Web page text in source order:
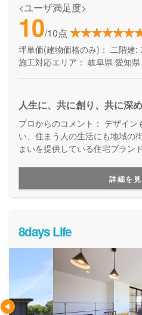
<ユーザ満足度>
10/10点
坪単価(建物価格のみ)： 二階建:
施工対応エリア： 岐阜県 愛知県
人生に、共に創り、共に深
プロからのコメント：
い、住まう人の生活にも地域の
まいを提供している住宅ブラン
け継いでいける美しい住まいを
詳細を
8days Life